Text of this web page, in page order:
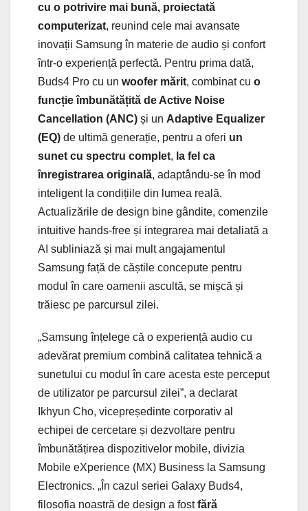
cu o potrivire mai bună, proiectată
computerizat, reunind cele mai avansate
inovații Samsung în materie de audio și confort
într-o experiență perfectă. Pentru prima dată,
Buds4 Pro cu un woofer mărit, combinat cu o
funcție îmbunătățită de Active Noise
Cancellation (ANC) și un Adaptive Equalizer
(EQ) de ultimă generație, pentru a oferi un
sunet cu spectru complet, la fel ca
înregistrarea originală, adaptându-se în mod
inteligent la condițiile din lumea reală.
Actualizările de design bine gândite, comenzile
intuitive hands-free și integrarea mai detaliată a
AI subliniază și mai mult angajamentul
Samsung față de căștile concepute pentru
modul în care oamenii ascultă, se mișcă și
trăiesc pe parcursul zilei.
„Samsung înțelege că o experiență audio cu
adevărat premium combină calitatea tehnică a
sunetului cu modul în care acesta este perceput
de utilizator pe parcursul zilei”, a declarat
Ikhyun Cho, vicepreședinte corporativ al
echipei de cercetare și dezvoltare pentru
îmbunătățirea dispozitivelor mobile, divizia
Mobile eXperience (MX) Business la Samsung
Electronics. „În cazul seriei Galaxy Buds4,
filosofia noastră de design a fostfără